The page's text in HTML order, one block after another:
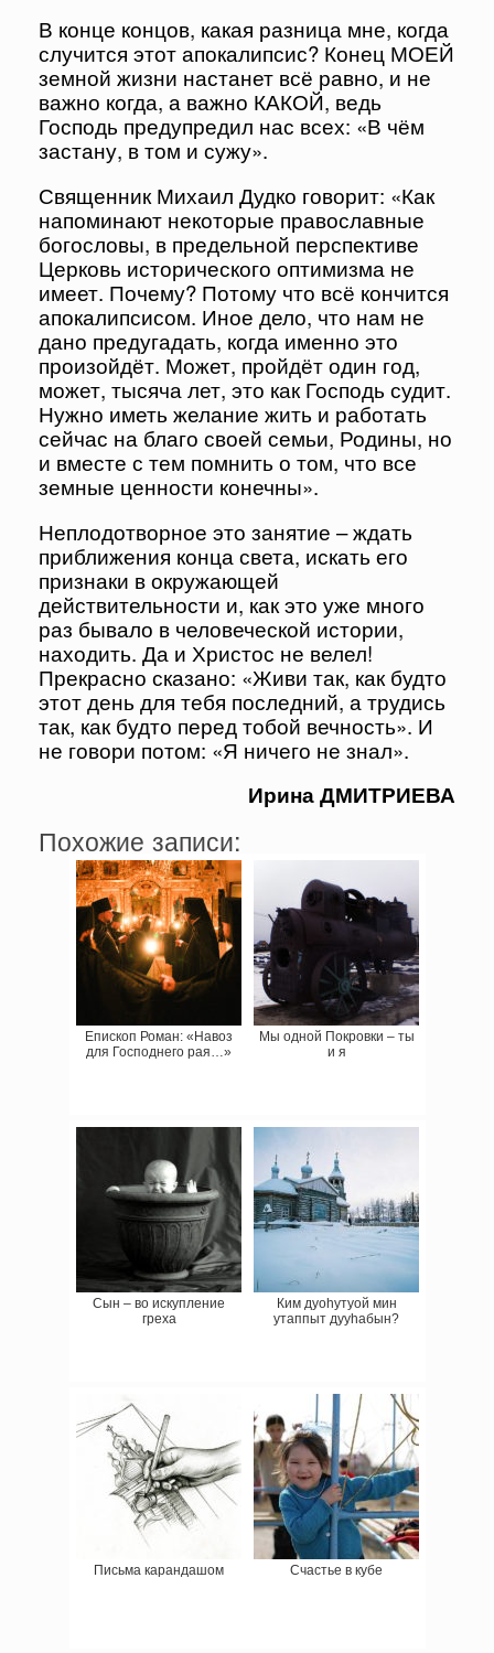
В конце концов, какая разница мне, когда
случится этот апокалипсис? Конец МОЕЙ
земной жизни настанет всё равно, и не
важно когда, а важно КАКОЙ, ведь
Господь предупредил нас всех: «В чём
застану, в том и сужу».
Священник Михаил Дудко говорит: «Как
напоминают некоторые православные
богословы, в предельной перспективе
Церковь исторического оптимизма не
имеет. Почему? Потому что всё кончится
апокалипсисом. Иное дело, что нам не
дано предугадать, когда именно это
произойдёт. Может, пройдёт один год,
может, тысяча лет, это как Господь судит.
Нужно иметь желание жить и работать
сейчас на благо своей семьи, Родины, но
и вместе с тем помнить о том, что все
земные ценности конечны».
Неплодотворное это занятие – ждать
приближения конца света, искать его
признаки в окружающей
действительности и, как это уже много
раз бывало в человеческой истории,
находить. Да и Христос не велел!
Прекрасно сказано: «Живи так, как будто
этот день для тебя последний, а трудись
так, как будто перед тобой вечность». И
не говори потом: «Я ничего не знал».
Ирина ДМИТРИЕВА
Похожие записи:
Епископ Роман: «Навоз
для Господнего рая…»
Мы одной Покровки – ты
и я
Сын – во искупление
греха
Ким дуоһутуой мин
утаппыт дууһабын?
Письма карандашом Счастье в кубе